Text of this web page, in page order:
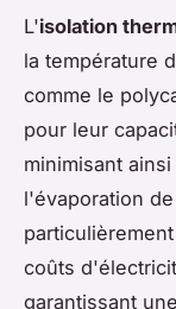
L'isolation
la température
comme le
pour leur
minimisant
l'évaporation
coûts
garantissant